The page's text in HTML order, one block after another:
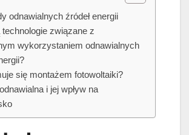
odnawialnych źródeł energii
związane z
wykorzystaniem odnawialnych
się montażem fotowoltaiki?
i jej wpływ na